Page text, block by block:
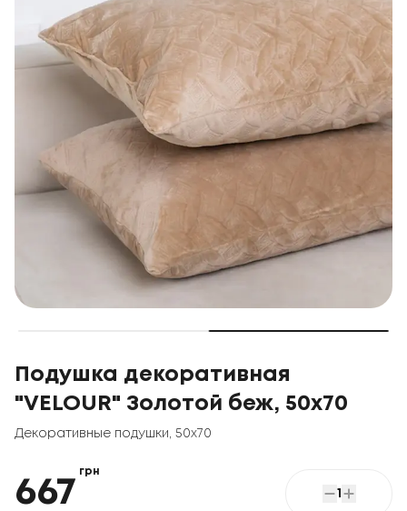
Подушка декоративная
"VELOUR" Золотой беж, 50x70
Декоративные подушки 50x70
667
грн
1